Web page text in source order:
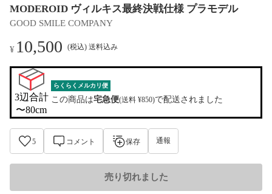
MODEROID ヴィルキス最終決戦仕様 プラモデル
GOOD SMILE COMPANY
¥ 10,500 (税込) 送料込み
3辺合計
〜80cm
らくらくメルカリ便
この商品は宅急便(送料 ¥850)で配送されました
5 コメント 保存 通報
売り切れました